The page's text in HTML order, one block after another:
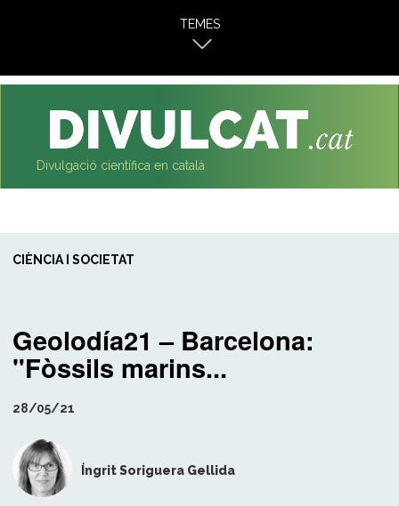
TEMES
Divulgació científica en català
CIÈNCIA I SOCIETAT
Geolodía21 – Barcelona:
"Fòssils marins...
28/05/21
Íngrit Soriguera Gellida